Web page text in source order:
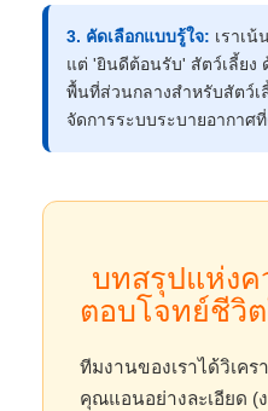
3. คัดเลือกแบบรู้ใจ: เราเ
แต่ 'ยินดีต้อนรับ' สัตว์เลี้ยง
พื้นที่ส่วนกลางสำหรับสัตว์เ
จัดการระบบระบายอากาศ
บทสรุปแห่งค
ตอบโจทย์ชีวิต
ทีมงานของเราได้วิเค
คุณแอนอย่างละเอียด